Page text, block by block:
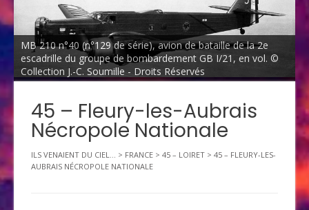
MB 210 n°40 (n°129 de série), avion de bataille de la 2e
escadrille du groupe de bombardement GB I/21, en vol. ©
Collection J.-C. Soumille - Droits Réservés
45 – Fleury-les-Aubrais
Nécropole Nationale
ILS VENAIENT DU CIEL... > FRANCE > 45 – LOIRET > 45 – FLEURY-LES-
AUBRAIS NÉCROPOLE NATIONALE